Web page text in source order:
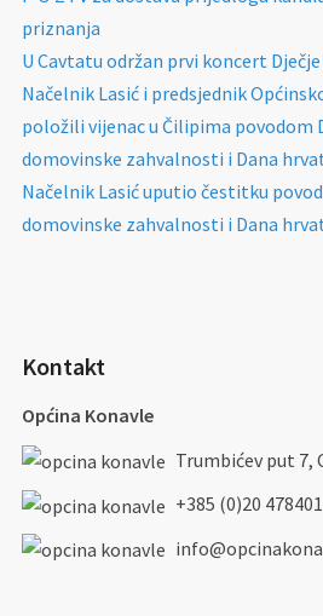
priznanja
U Cavtatu održan prvi koncert
Načelnik Lasić i predsjednik
položili vijenac u Čilipima povodom
domovinske zahvalnosti i Dana
Načelnik Lasić uputio čestitku
domovinske zahvalnosti i Dana
Kontakt
Općina Konavle
Trumbićev put 7,
+385 (0)20 478401